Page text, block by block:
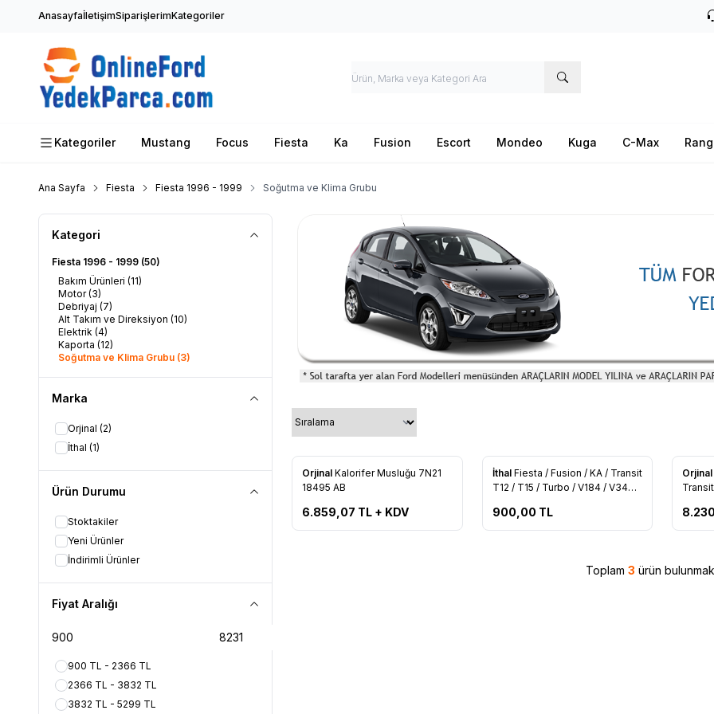
AnasayfaİletişimSiparişlerimKategoriler
Kategoriler Mustang Focus Fiesta Ka Fusion Escort Mondeo Kuga C-Max
Ana Sayfa Fiesta Fiesta 1996 - 1999 Soğutma ve Klima Grubu
Kategori
Fiesta 1996 - 1999 (50)
Bakım Ürünleri (11)
Motor(3)
Debriyaj (7)
Alt Takım ve Direksiyon (10)
Elektrik (4)
Kaporta (12)
Soğutma ve Klima Grubu (3)
Marka
Orjinal (2)
İthal (1)
Ürün Durumu
Stoktakiler
Yeni Ürünler
İndirimli Ürünler
Fiyat Aralığı
900 TL - 2366 TL
2366 TL - 3832 TL
3832 TL - 5299 TL
Favorilere Ekle
Orjinal Kalorifer Musluğu 7N21
18495 AB
6.859,07 TL + KDV
Favorilere Ekle
İthal Fiesta / Fusion / KA / Transit
T12 / T15 / Turbo / V184 / V347
18495 AC)
900,00 TL
Tükendi
Orjinal
18495
Toplam 3 ürün